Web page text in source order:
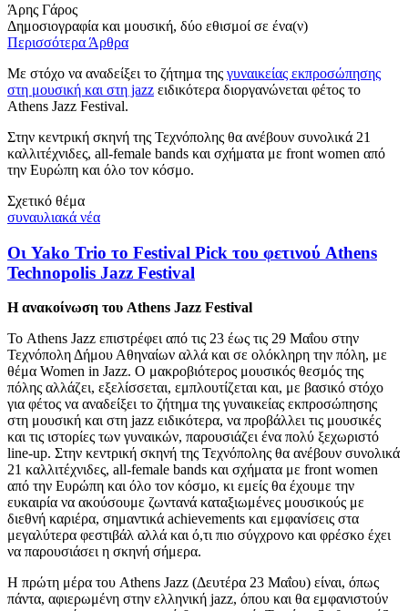
Άρης Γάρος
Δημοσιογραφία και μουσική, δύο εθισμοί σε ένα(ν)
Περισσότερα Άρθρα
Με στόχο να αναδείξει το ζήτημα της γυναικείας εκπροσώπησης
στη μουσική και στη jazz ειδικότερα διοργανώνεται φέτος το
Athens Jazz Festival.
Στην κεντρική σκηνή της Τεχνόπολης θα ανέβουν συνολικά 21
καλλιτέχνιδες, all-female bands και σχήματα με front women από
την Ευρώπη και όλο τον κόσμο.
Σχετικό θέμα
συναυλιακά νέα
Οι Yako Trio το Festival Pick του φετινού Athens
Technopolis Jazz Festival
Η ανακοίνωση του Athens Jazz Festival
Το Athens Jazz επιστρέφει από τις 23 έως τις 29 Μαΐου στην
Τεχνόπολη Δήμου Αθηναίων αλλά και σε ολόκληρη την πόλη, με
θέμα Women in Jazz. Ο μακροβιότερος μουσικός θεσμός της
πόλης αλλάζει, εξελίσσεται, εμπλουτίζεται και, με βασικό στόχο
για φέτος να αναδείξει το ζήτημα της γυναικείας εκπροσώπησης
στη μουσική και στη jazz ειδικότερα, να προβάλλει τις μουσικές
και τις ιστορίες των γυναικών, παρουσιάζει ένα πολύ ξεχωριστό
line-up. Στην κεντρική σκηνή της Τεχνόπολης θα ανέβουν συνολικά
21 καλλιτέχνιδες, all-female bands και σχήματα με front women
από την Ευρώπη και όλο τον κόσμο, κι εμείς θα έχουμε την
ευκαιρία να ακούσουμε ζωντανά καταξιωμένες μουσικούς με
διεθνή καριέρα, σημαντικά achievements και εμφανίσεις στα
μεγαλύτερα φεστιβάλ αλλά και ό,τι πιο σύγχρονο και φρέσκο έχει
να παρουσιάσει η σκηνή σήμερα.
Η πρώτη μέρα του Athens Jazz (Δευτέρα 23 Μαΐου) είναι, όπως
πάντα, αφιερωμένη στην ελληνική jazz, όπου και θα εμφανιστούν